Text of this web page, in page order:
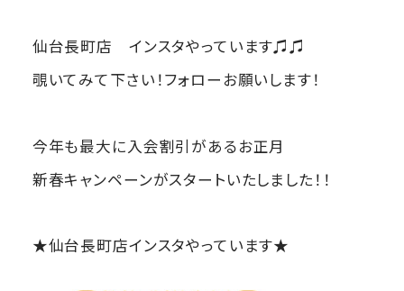
仙台長町店 インスタやっています♫♫
覗いてみて下さい！フォローお願いします！
今年も最大に入会割引があるお正月
新春キャンペーンがスタートいたしました！！
★仙台長町店インスタやっています★